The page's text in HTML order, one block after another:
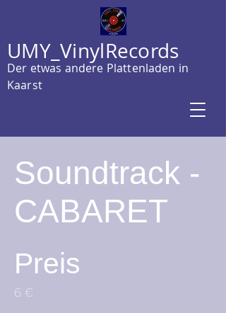
UMY_VinylRecords
Der etwas andere Plattenladen in
Kaarst
Soundtrack -
CABARET
Preis
6 €